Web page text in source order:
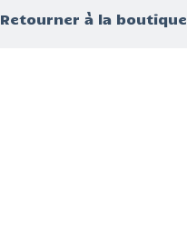
Retourner à la boutique